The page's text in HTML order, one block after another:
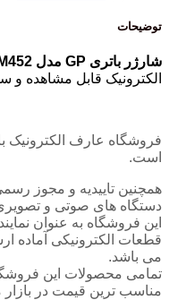
توضیحات
شارژر باتری GP مدل D851_M452
الکترونیک قابل مشاهده و
است.
همچنین تاییدیه و مجوز
دستگاه های صوتی و تصویری
این فروشگاه به عنوان
قطعات الکترونیکی آماده
می باشد.
تمامی محصولات این
مناسب ترین قیمت در